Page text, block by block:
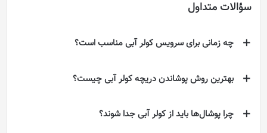
سؤالات متداول
چه زمانی برای سرویس کولر آبی مناسب است؟
بهترین روش پوشاندن دریچه کولر آبی چیست؟
چرا پوشال‌ها باید از کولر آبی جدا شوند؟